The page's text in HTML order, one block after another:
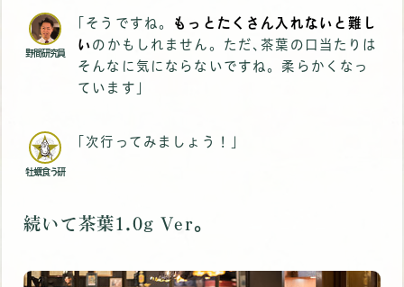
野間研究員
｢そうですね。
もっとたくさん入れないと難し
い のかもしれません。ただ､茶葉の口当たりは
そんなに気にならないですね。柔らかくなっ
ています｣
牡蠣食う研
｢次行ってみましょう！｣
続いて茶葉1.0g Ver｡